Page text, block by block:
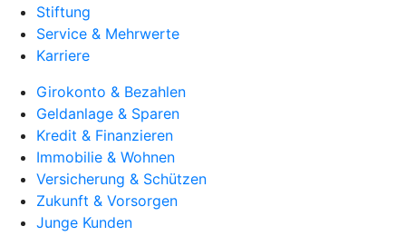
Stiftung
Service & Mehrwerte
Karriere
Girokonto & Bezahlen
Geldanlage & Sparen
Kredit & Finanzieren
Immobilie & Wohnen
Versicherung & Schützen
Zukunft & Vorsorgen
Junge Kunden